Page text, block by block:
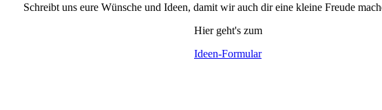
Schreibt uns eure Wünsche und Ideen, damit wir auch dir eine kleine Freude
Hier geht's zum
Ideen-Formular